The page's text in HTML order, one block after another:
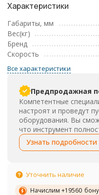
Характеристики
Габариты, мм
Вес(кг)
Бренд
Скорость
Все характеристики
Предпродажная
Компетентные
настроят и проведут
оборудования. Вы
что инструмент
Узнать подробности
Уточнить наличие
Начислим +19560